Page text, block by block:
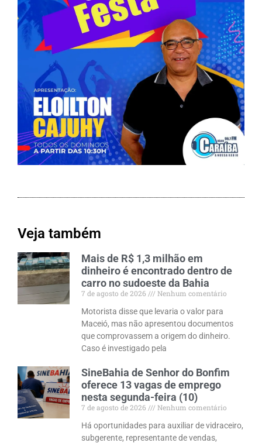
Veja também
Mais de R$ 1,3 milhão em
dinheiro é encontrado dentro de
carro no sudoeste da Bahia
7 de agosto de 2026
Nenhum comentário
Motorista disse que levaria o valor para
Maceió, mas não apresentou documentos
que comprovassem a origem do dinheiro.
Caso é investigado pela
SineBahia de Senhor do Bonfim
oferece 13 vagas de emprego
nesta segunda-feira (10)
7 de agosto de 2026
Nenhum comentário
Há oportunidades para auxiliar de vidraceiro,
subgerente, representante de vendas,